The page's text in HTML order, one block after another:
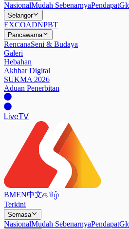
NasionalMudah SebenarnyaPendapat
Selangor
EXCOADNPBT
Pancawarna
RencanaSeni & Budaya
Galeri
Hebahan
Akhbar Digital
SUKMA 2026
Aduan Penerbitan
LiveTV
BMEN中文தமிழ்
Terkini
Semasa
NasionalMudah SebenarnyaPendapat